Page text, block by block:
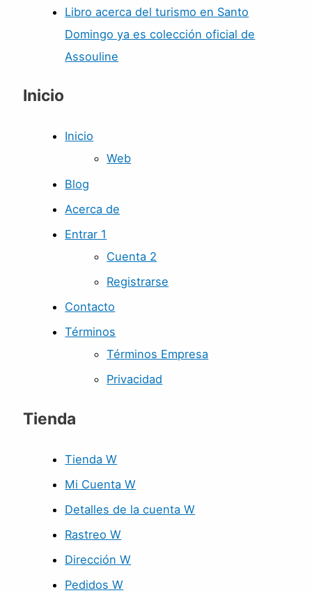
Libro acerca del turismo en Santo
Domingo ya es colección oficial de
Assouline
Inicio
Inicio
Web
Blog
Acerca de
Entrar 1
Cuenta 2
Registrarse
Contacto
Términos
Términos Empresa
Privacidad
Tienda
Tienda W
Mi Cuenta W
Detalles de la cuenta W
Rastreo W
Dirección W
Pedidos W